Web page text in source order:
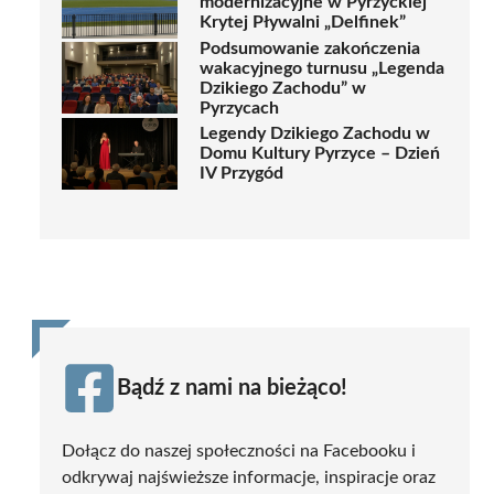
Krytej Pływalni „Delfinek”
Podsumowanie zakończenia
wakacyjnego turnusu „Legenda
Dzikiego Zachodu” w
Pyrzycach
Legendy Dzikiego Zachodu w
Domu Kultury Pyrzyce – Dzień
IV Przygód
Bądź z nami na bieżąco!
Dołącz do naszej społeczności na Facebooku i
odkrywaj najświeższe informacje, inspiracje oraz